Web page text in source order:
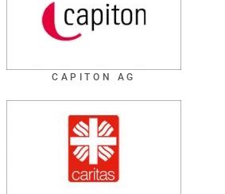
CAPITON AG